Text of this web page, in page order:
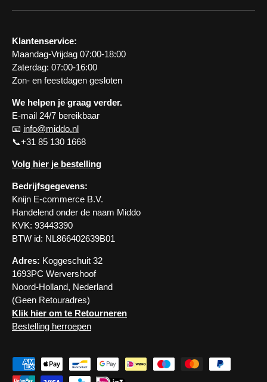
Klantenservice:
Maandag-Vrijdag 07:00-18:00
Zaterdag: 07:00-16:00
Zon- en feestdagen gesloten
We helpen je graag verder.
E-mail 24/7 bereikbaar
📧 info@middo.nl
📞+31 85 130 1668
Volg hier je bestelling
Bedrijfsgegevens:
Knijn E-commerce B.V.
Handelend onder de naam Middo
KVK: 93443390
BTW id: NL866402639B01
Adres: Koggeschuit 32
1693PC Wervershoof
Noord-Holland, Nederland
(Geen Retouradres)
Klik hier om te Retourneren
Bestelling herroepen
Geaccepteerde betaalmethoden